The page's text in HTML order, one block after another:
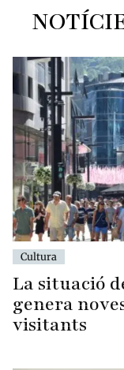
Cultura
La situació
genera
visitants